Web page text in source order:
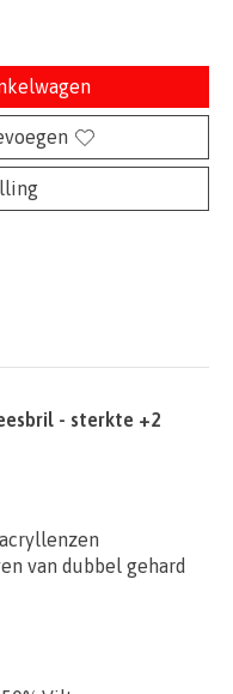
- sterkte +2
van dubbel gehard